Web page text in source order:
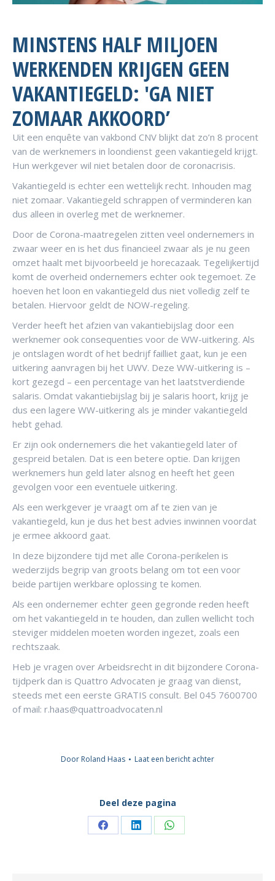
MINSTENS HALF MILJOEN
WERKENDEN KRIJGEN GEEN
VAKANTIEGELD: 'GA NIET
ZOMAAR AKKOORD’
Uit een enquête van vakbond CNV blijkt dat zo’n 8 procent
van de werknemers in loondienst geen vakantiegeld krijgt.
Hun werkgever wil niet betalen door de coronacrisis.
Vakantiegeld is echter een wettelijk recht. Inhouden mag
niet zomaar. Vakantiegeld schrappen of verminderen kan
dus alleen in overleg met de werknemer.
Door de Corona-maatregelen zitten veel ondernemers in
zwaar weer en is het dus financieel zwaar als je nu geen
omzet haalt met bijvoorbeeld je horecazaak. Tegelijkertijd
komt de overheid ondernemers echter ook tegemoet. Ze
hoeven het loon en vakantiegeld dus niet volledig zelf te
betalen. Hiervoor geldt de NOW-regeling.
Verder heeft het afzien van vakantiebijslag door een
werknemer ook consequenties voor de WW-uitkering. Als
je ontslagen wordt of het bedrijf failliet gaat, kun je een
uitkering aanvragen bij het UWV. Deze WW-uitkering is –
kort gezegd – een percentage van het laatstverdiende
salaris. Omdat vakantiebijslag bij je salaris hoort, krijg je
dus een lagere WW-uitkering als je minder vakantiegeld
hebt gehad.
Er zijn ook ondernemers die het vakantiegeld later of
gespreid betalen. Dat is een betere optie. Dan krijgen
werknemers hun geld later alsnog en heeft het geen
gevolgen voor een eventuele uitkering.
Als een werkgever je vraagt om af te zien van je
vakantiegeld, kun je dus het best advies inwinnen voordat
je ermee akkoord gaat.
In deze bijzondere tijd met alle Corona-perikelen is
wederzijds begrip van groots belang om tot een voor
beide partijen werkbare oplossing te komen.
Als een ondernemer echter geen gegronde reden heeft
om het vakantiegeld in te houden, dan zullen wellicht toch
steviger middelen moeten worden ingezet, zoals een
rechtszaak.
Heb je vragen over Arbeidsrecht in dit bijzondere Corona-
tijdperk dan is Quattro Advocaten je graag van dienst,
steeds met een eerste GRATIS consult. Bel 045 7600700
of mail: r.haas@quattroadvocaten.nl
Door Roland Haas Laat een bericht achter
Deel deze pagina
Deel
Deel
Deel